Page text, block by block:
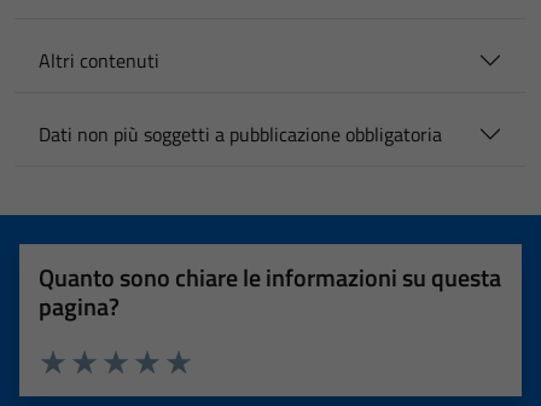
Altri contenuti
Dati non più soggetti a pubblicazione obbligatoria
Quanto sono chiare le informazioni su questa
pagina?
Valuta 5 stelle su 5
Valuta 4 stelle su 5
Valuta 3 stelle su 5
Valuta 2 stelle su 5
Valuta 1 stelle su 5